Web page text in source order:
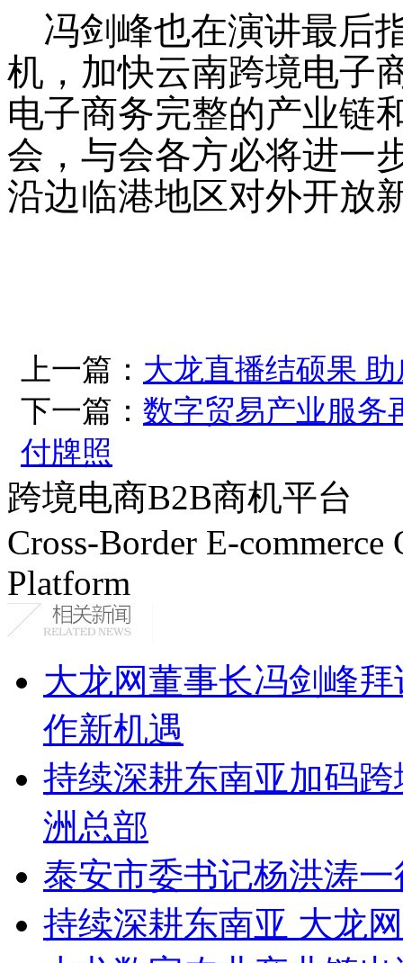
冯剑峰也在演讲最后
机，加快云南跨境电子
电子商务完整的产业链
会，与会各方必将进一
沿边临港地区对外开放
上一篇： 大龙直播结硕果
下一篇： 数字贸易产业服务
付牌照
跨境电商B2B商机平台
Cross-Border E-
Platform
大龙网董事长冯剑峰
作新机遇
持续深耕东南亚加码
洲总部
泰安市委书记杨洪涛
持续深耕东南亚 大龙